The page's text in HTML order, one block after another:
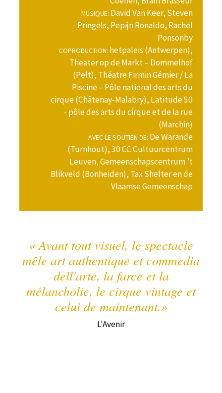
MUSIQUE: David Van Keer, Steven
Pringels, Pepijn Ronaldo, Rachel
Ponsonby
COPRODUCTION: hetpaleis (Antwerpen),
Theater op de Markt – Dommelhof
(Pelt), Théatre Firmin Gémier / La
Piscine – Pôle national des arts du
cirque (Châtenay-Malabry), Latitude 50
- pôle des arts du cirque et de la rue
(Marchin)
AVEC LE SOUTIEN DE: De Warande
(Turnhout), 30 CC Cultuurcentrum
Leuven, Gemeenschapscentrum ’t
Blikveld (Bonheiden), Tax Shelter en de
Vlaamse Gemeenschap
« Avant tout visuel, le spectacle
mêle art authentique et commedia
dell'arte, la farce et la
mélancholie, le cirque vintage et
celui de maintenant.»
L'Avenir